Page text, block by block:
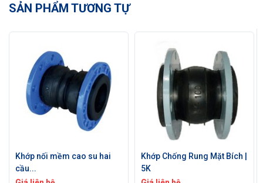
SẢN PHẨM TƯƠNG TỰ
Khớp nối mềm cao su hai
cầu...
Khớp Chống Rung Mặt Bích |
5K